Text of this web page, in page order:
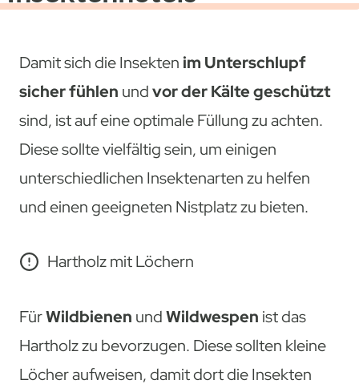
Damit sich die Insekten im Unterschlupf
sicher fühlen undvor der Kälte geschützt
sind, ist auf eine optimale Füllung zu achten.
Diese sollte vielfältig sein, um einigen
unterschiedlichen Insektenarten zu helfen
und einen geeigneten Nistplatz zu bieten.
Hartholz mit Löchern
FürWildbienen undWildwespen ist das
Hartholz zu bevorzugen. Diese sollten kleine
Löcher aufweisen, damit dort die Insekten